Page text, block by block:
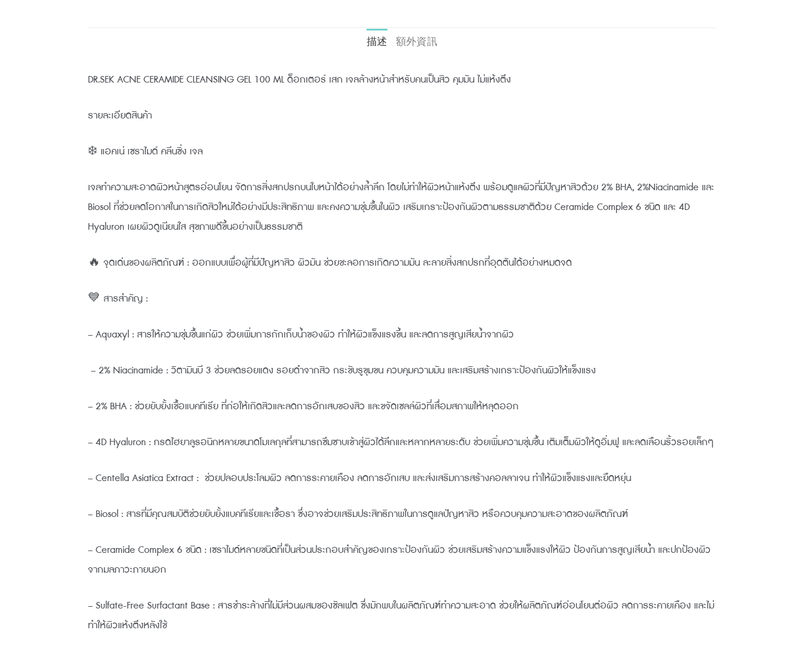
描述 額外資訊
DR.SEK ACNE CERAMIDE CLEANSING GEL 100 ML ด็อกเตอร์ เสก เจลล้างหน้าสำหรับคนเป็นสิว คุมมัน ไม่แห้งตึง
รายละเอียดสินค้า
❄️ แอคเน่ เซราไมด์ คลีนซิ่ง เจล
เจลทำความสะอาดผิวหน้าสูตรอ่อนโยน จัดการสิ่งสกปรกบนใบหน้าได้อย่างล้ำลึก โดยไม่ทำให้ผิวหน้าแห้งตึง พร้อมดูแลผิวที่มีปัญหาสิวด้วย 2% BHA, 2%Niacinamide และ
Biosol ที่ช่วยลดโอกาสในการเกิดสิวใหม่ได้อย่างมีประสิทธิภาพ และคงความชุ่มชื้นในผิว เสริมเกราะป้องกันผิวตามธรรมชาติด้วย Ceramide Complex 6 ชนิด และ 4D
Hyaluron เผยผิวดูเนียนใส สุขภาพดีขึ้นอย่างเป็นธรรมชาติ
🔥 จุดเด่นของผลิตภัณฑ์ : ออกแบบเพื่อผู้ที่มีปัญหาสิว ผิวมัน ช่วยชะลอการเกิดความมัน ละลายสิ่งสกปรกที่อุดตันได้อย่างหมดจด
💙 สารสำคัญ :
– Aquaxyl : สารให้ความชุ่มชื้นแก่ผิว ช่วยเพิ่มการกักเก็บน้ำของผิว ทำให้ผิวแข็งแรงขึ้น และลดการสูญเสียน้ำจากผิว
– 2% Niacinamide : วิตามินบี 3 ช่วยลดรอยแดง รอยดำจากสิว กระชับรูขุมขน ควบคุมความมัน และเสริมสร้างเกราะป้องกันผิวให้แข็งแรง
– 2% BHA : ช่วยยับยั้งเชื้อแบคทีเรีย ที่ก่อให้เกิดสิวและลดการอักเสบของสิว และขจัดเซลล์ผิวที่เสื่อมสภาพให้หลุดออก
– 4D Hyaluron : กรดไฮยาลูรอนิกหลายขนาดโมเลกุลที่สามารถซึมซาบเข้าสู่ผิวได้ลึกและหลากหลายระดับ ช่วยเพิ่มความชุ่มชื้น เติมเต็มผิวให้ดูอิ่มฟู และลดเลือนริ้วรอยเล็กๆ
– Centella Asiatica Extract : ช่วยปลอบประโลมผิว ลดการระคายเคือง ลดการอักเสบ และส่งเสริมการสร้างคอลลาเจน ทำให้ผิวแข็งแรงและยืดหยุ่น
– Biosol : สารที่มีคุณสมบัติช่วยยับยั้งแบคทีเรียและเชื้อรา ซึ่งอาจช่วยเสริมประสิทธิภาพในการดูแลปัญหาสิว หรือควบคุมความสะอาดของผลิตภัณฑ์
– Ceramide Complex 6 ชนิด : เซราไมด์หลายชนิดที่เป็นส่วนประกอบสำคัญของเกราะป้องกันผิว ช่วยเสริมสร้างความแข็งแรงให้ผิว ป้องกันการสูญเสียน้ำ และปกป้องผิว
จากมลภาวะภายนอก
– Sulfate-Free Surfactant Base : สารชำระล้างที่ไม่มีส่วนผสมของซัลเฟต ซึ่งมักพบในผลิตภัณฑ์ทำความสะอาด ช่วยให้ผลิตภัณฑ์อ่อนโยนต่อผิว ลดการระคายเคือง และไม่
ทำให้ผิวแห้งตึงหลังใช้